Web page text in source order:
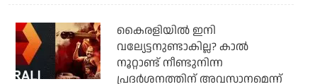
കൈരളിയില്‍ ഇനി
വല്യേട്ടനുണ്ടാകില്ല? കാല്‍
നൂറ്റാണ്ട് നീണ്ടുനിന്ന
പ്രദര്‍ശനത്തിന് അവസാനമെന്ന്